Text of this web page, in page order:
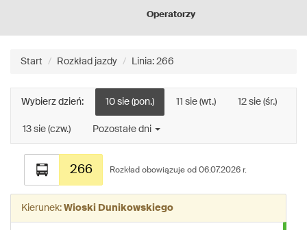
Operatorzy
Start Rozkład jazdy Linia: 266
Wybierz dzień: 10 sie (pon.) 11 sie (wt.) 12 sie (śr.)
13 sie (czw.) Pozostałe dni
266
jazdy
linii:
266
Rozkład obowiązuje od 06.07.2026 r.
Kierunek: Wioski Dunikowskiego